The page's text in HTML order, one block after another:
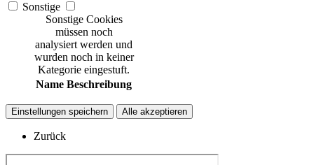
Sonstige
Sonstige Cookies
müssen noch
analysiert werden und
wurden noch in keiner
Kategorie eingestuft.
Name Beschreibung
Einstellungen speichern Alle akzeptieren
Zurück